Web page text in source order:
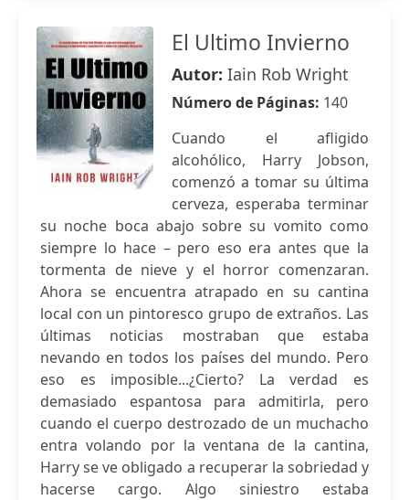
El Ultimo Invierno
Autor: Iain Rob Wright
Número de Páginas: 140
Cuando el afligido
alcohólico, Harry Jobson,
comenzó a tomar su última
cerveza, esperaba terminar
su noche boca abajo sobre su vomito como
siempre lo hace – pero eso era antes que la
tormenta de nieve y el horror comenzaran.
Ahora se encuentra atrapado en su cantina
local con un pintoresco grupo de extraños. Las
últimas noticias mostraban que estaba
nevando en todos los países del mundo. Pero
eso es imposible...¿Cierto? La verdad es
demasiado espantosa para admitirla, pero
cuando el cuerpo destrozado de un muchacho
entra volando por la ventana de la cantina,
Harry se ve obligado a recuperar la sobriedad y
hacerse cargo. Algo siniestro estaba